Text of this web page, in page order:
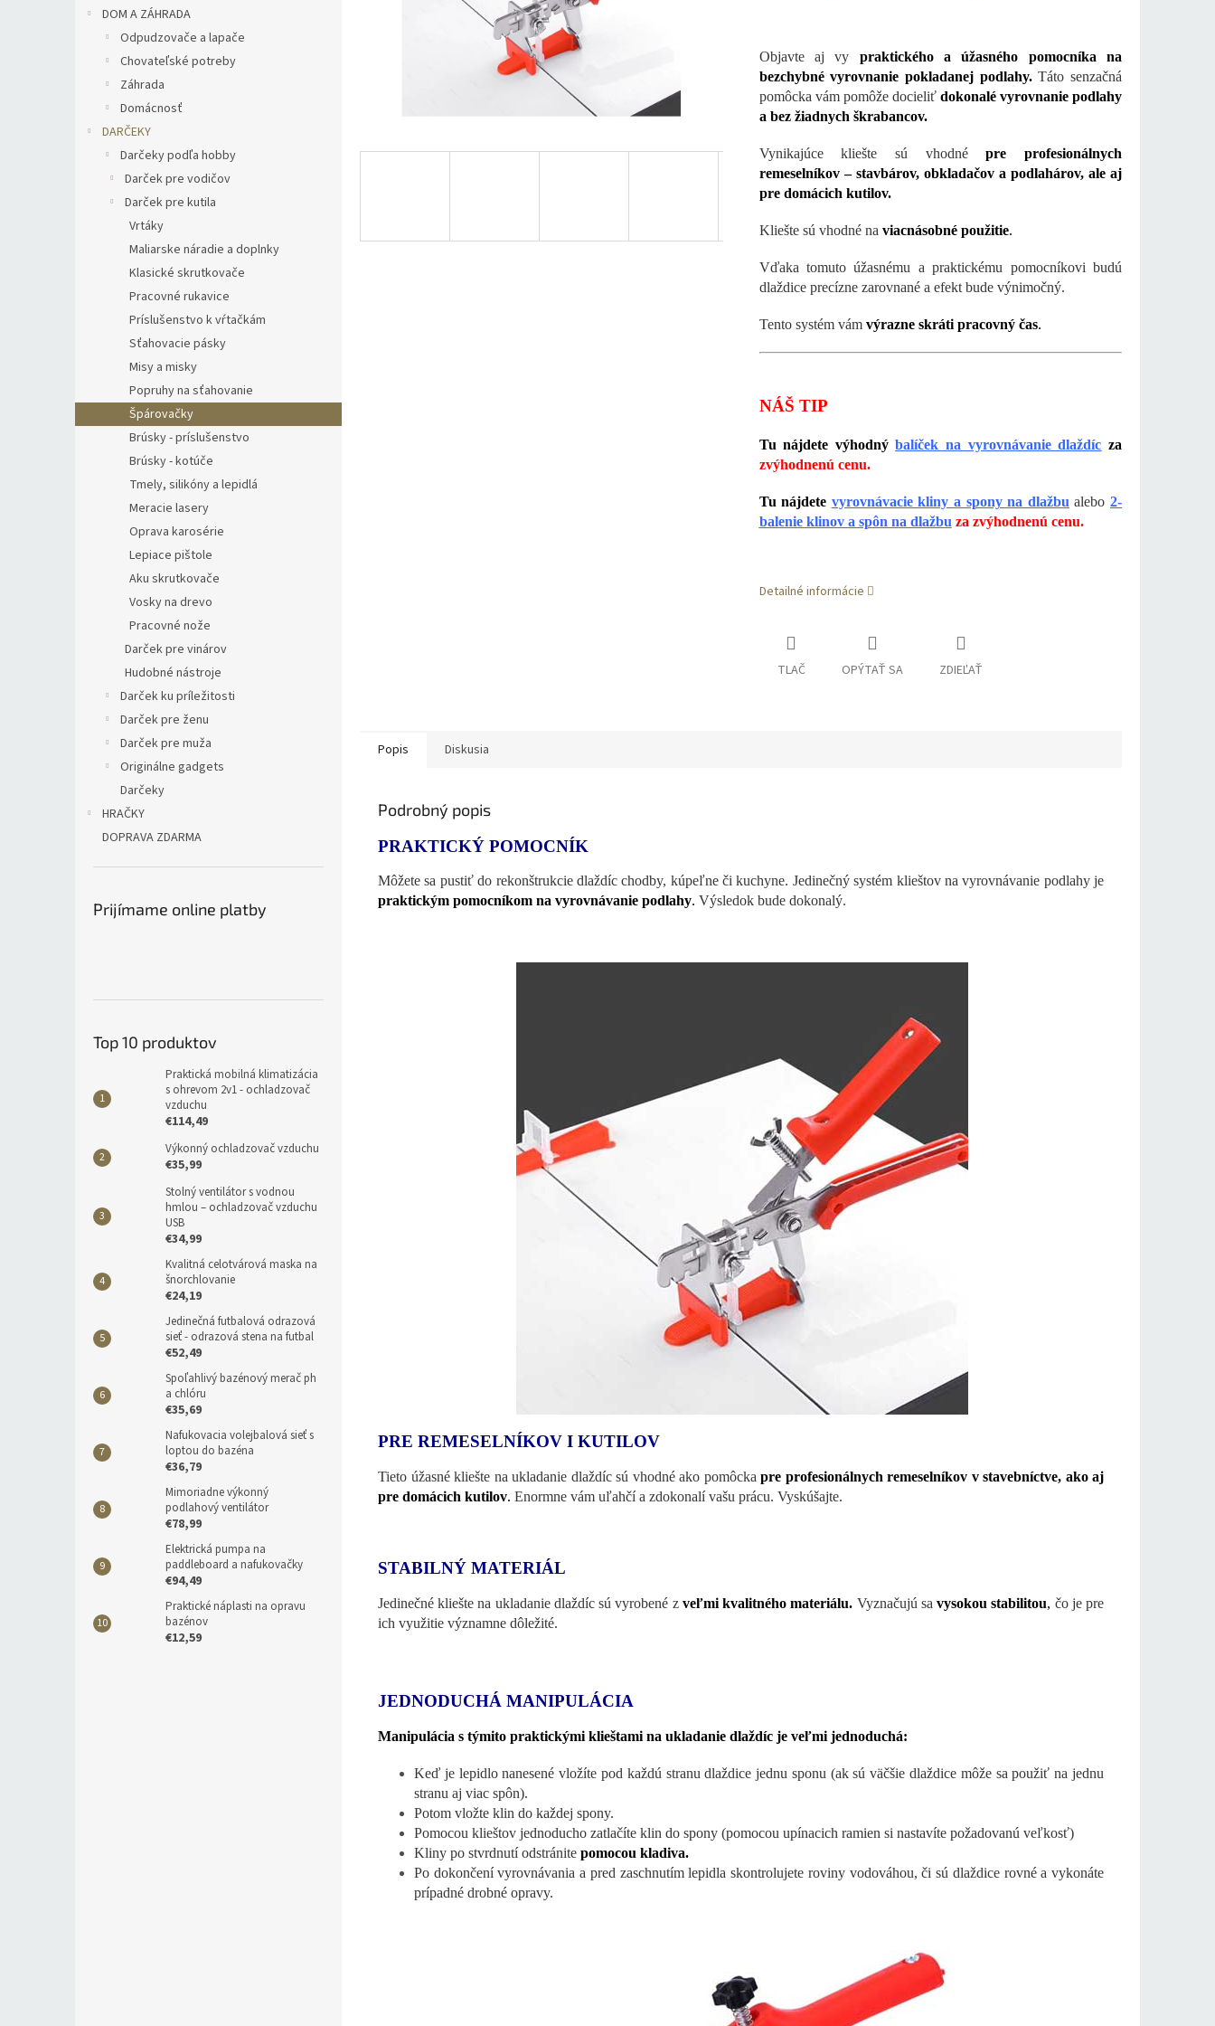
DOM A ZÁHRADA
Odpudzovače a lapače
Chovateľské potreby
Záhrada
Domácnosť
DARČEKY
Darčeky podľa hobby
Darček pre vodičov
Darček pre kutila
Vrtáky
Maliarske náradie a doplnky
Klasické skrutkovače
Pracovné rukavice
Príslušenstvo k vŕtačkám
Sťahovacie pásky
Misy a misky
Popruhy na sťahovanie
Špárovačky
Brúsky - príslušenstvo
Brúsky - kotúče
Tmely, silikóny a lepidlá
Meracie lasery
Oprava karosérie
Lepiace pištole
Aku skrutkovače
Vosky na drevo
Pracovné nože
Darček pre vinárov
Hudobné nástroje
Darček ku príležitosti
Darček pre ženu
Darček pre muža
Originálne gadgets
Darčeky
HRAČKY
DOPRAVA ZDARMA
Prijímame online platby
Top 10 produktov
Praktická mobilná klimatizácia
s ohrevom 2v1 - ochladzovač
vzduchu
€114,49
Výkonný ochladzovač vzduchu
€35,99
Stolný ventilátor s vodnou
hmlou – ochladzovač vzduchu
USB
€34,99
Kvalitná celotvárová maska na
šnorchlovanie
€24,19
Jedinečná futbalová odrazová
sieť - odrazová stena na futbal
€52,49
Spoľahlivý bazénový merač ph
a chlóru
€35,69
Nafukovacia volejbalová sieť s
loptou do bazéna
€36,79
Mimoriadne výkonný
podlahový ventilátor
€78,99
Elektrická pumpa na
paddleboard a nafukovačky
€94,49
Praktické náplasti na opravu
bazénov
€12,59
Objavte aj vy praktického a úžasného pomocníka na
bezchybné vyrovnanie pokladanej podlahy.Táto senzačná
pomôcka vám pomôže docieliť dokonalé vyrovnanie podlahy
a bez žiadnych škrabancov.
Vynikajúce kliešte sú vhodnépre profesionálnych
remeselníkov – stavbárov, obkladačov a podlahárov, ale aj
pre domácich kutilov.
Kliešte sú vhodné na viacnásobné použitie.
Vďaka tomuto úžasnému a praktickému pomocníkovi budú
dlaždice precízne zarovnané a efekt bude výnimočný.
Tento systém vám výrazne skráti pracovný čas.
NÁŠ TIP
Tu nájdete výhodnýbalíček na vyrovnávanie dlaždíc za
zvýhodnenú cenu.
Tu nájdete vyrovnávacie kliny a spony na dlažbualebo2-
balenie klinov a spôn na dlažbu za zvýhodnenú cenu.
Detailné informácie
TLAČ OPÝTAŤ SA ZDIEĽAŤ
Popis Diskusia
Podrobný popis
PRAKTICKÝ POMOCNÍK
Môžete sa pustiť do rekonštrukcie dlaždíc chodby, kúpeľne či kuchyne. Jedinečný systém klieštov na vyrovnávanie podlahy je
praktickým pomocníkom na vyrovnávanie podlahy. Výsledok bude dokonalý.
PRE REMESELNÍKOV I KUTILOV
Tieto úžasné kliešte na ukladanie dlaždíc sú vhodné ako pomôcka pre profesionálnych remeselníkov v stavebníctve, ako aj
pre domácich kutilov. Enormne vám uľahčí a zdokonalí vašu prácu. Vyskúšajte.
STABILNÝ MATERIÁL
Jedinečné kliešte na ukladanie dlaždíc sú vyrobené z veľmi kvalitného materiálu. Vyznačujú sa vysokou stabilitou, čo je pre
ich využitie významne dôležité.
JEDNODUCHÁ MANIPULÁCIA
Manipulácia s týmito praktickými klieštami na ukladanie dlaždíc je veľmi jednoduchá:
Keď je lepidlo nanesené vložíte pod každú stranu dlaždice jednu sponu (ak sú väčšie dlaždice môže sa použiť na jednu
stranu aj viac spôn).
Potom vložte klin do každej spony.
Pomocou klieštov jednoducho zatlačíte klin do spony (pomocou upínacich ramien si nastavíte požadovanú veľkosť)
Kliny po stvrdnutí odstránite pomocou kladiva.
Po dokončení vyrovnávania a pred zaschnutím lepidla skontrolujete roviny vodováhou, či sú dlaždice rovné a vykonáte
prípadné drobné opravy.